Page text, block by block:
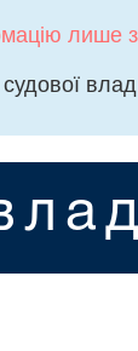
лише